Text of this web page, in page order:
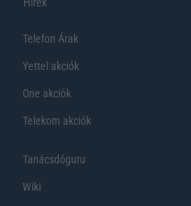
Telefon Árak
Yettel akciók
One akciók
Telekom akciók
Tanácsdóguru
Wiki